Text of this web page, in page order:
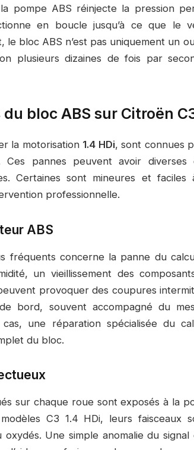
pompe ABS réinjecte la pression
en boucle jusqu’à ce que le
le bloc ABS n’est pas uniquement un
plusieurs dizaines de fois par
bloc ABS sur Citroën
la motorisation 1.4 HDi, sont connues
pannes peuvent avoir diverses
Certaines sont mineures et
professionnelle.
ABS
fréquents concerne la panne du
un vieillissement des
provoquer des coupures
bord, souvent accompagné du
une réparation spécialisée du
du bloc.
sur chaque roue sont exposés à la
C3 1.4 HDi, leurs faisceaux
Une simple anomalie du signal